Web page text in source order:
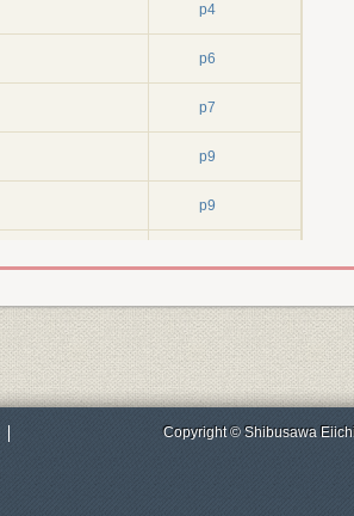
p4
p6
p7
p9
p9
p10
p11
p12
Copyright © Shibusawa